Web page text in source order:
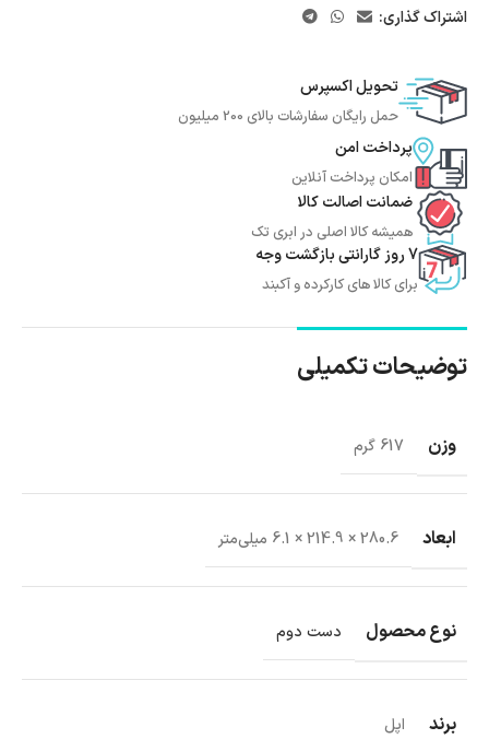
اشتراک گذاری:
تحویل اکسپرس
حمل رایگان سفارشات بالای 200 میلیون
پرداخت امن
امکان پرداخت آنلاین
ضمانت اصالت کالا
همیشه کالا اصلی در ابری تک
7 روز گارانتی بازگشت وجه
برای کالا های کارکرده و آکبند
توضیحات تکمیلی
وزن 617 گرم
ابعاد 280.6 × 214.9 × 6.1 میلی‌متر
نوع محصول دست دوم
برند اپل